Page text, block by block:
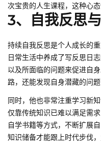
次宝贵的人生课程，这种心态
3、自我反思
持续自我反思是个人成长的
日常生活中养成了写反思日
以及所面临的问题来促进自
路，还能发现自身潜藏的问
同时，他也非常注重学习新
仅靠传统知识已难以满足需
自学书籍等方式，不断扩展
知识储备才能跟上时代步伐